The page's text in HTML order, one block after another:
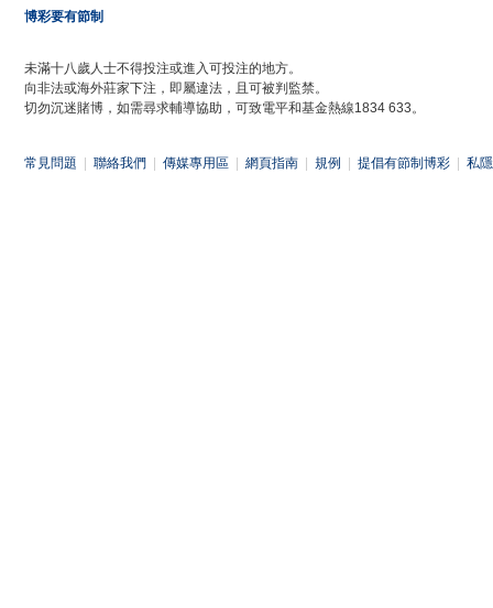
博彩要有節制
未滿十八歲人士不得投注或進入可投注的地方。
向非法或海外莊家下注，即屬違法，且可被判監禁。
切勿沉迷賭博，如需尋求輔導協助，可致電平和基金熱線1834 633。
常見問題 聯絡我們 傳媒專用區 網頁指南 規例 提倡有節制博彩 私